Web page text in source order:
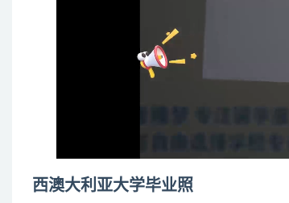
西澳大利亚大学毕业照